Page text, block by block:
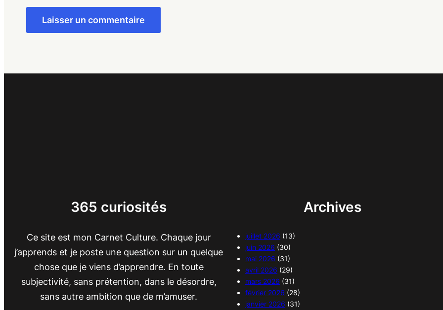
365 curiosités
Ce site est mon Carnet Culture. Chaque jour
j’apprends et je poste une question sur un quelque
chose que je viens d’apprendre. En toute
subjectivité, sans prétention, dans le désordre,
sans autre ambition que de m’amuser.
Archives
juillet 2026 (13)
juin 2026 (30)
mai 2026 (31)
avril 2026 (29)
mars 2026 (31)
février 2026 (28)
janvier 2026 (31)